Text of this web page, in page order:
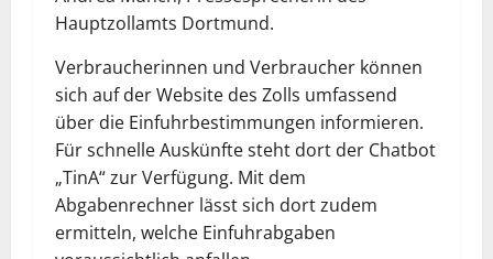
Hauptzollamts Dortmund.
Verbraucherinnen und Verbraucher können
sich auf der Website des Zolls umfassend
über die Einfuhrbestimmungen informieren.
Für schnelle Auskünfte steht dort der Chatbot
„TinA“ zur Verfügung. Mit dem
Abgabenrechner lässt sich dort zudem
ermitteln, welche Einfuhrabgaben